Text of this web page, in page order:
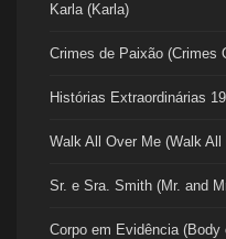
Karla (Karla)
Crimes de Paixão (Crimes
Histórias Extraordinárias
Walk All Over Me (Walk All
Sr. e Sra. Smith (Mr. and
Corpo em Evidência (Body